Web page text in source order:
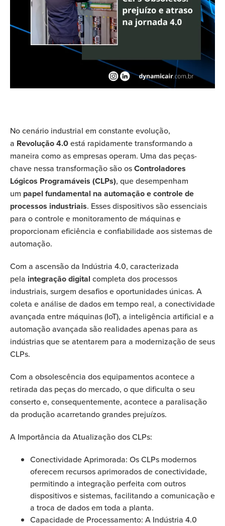
No cenário industrial em constante evolução,
a Revolução 4.0está rapidamente transformando a
maneira como as empresas operam. Uma das peças-
chave nessa transformação são osControladores
Lógicos Programáveis (CLPs), que desempenham
um papel fundamental na automação e controle de
processos industriais. Esses dispositivos são essenciais
para o controle e monitoramento de máquinas e
proporcionam eficiência e confiabilidade aos sistemas de
automação.
Com a ascensão da Indústria 4.0, caracterizada
pela integração digital completa dos processos
industriais, surgem desafios e oportunidades únicas. A
coleta e análise de dados em tempo real, a conectividade
avançada entre máquinas (IoT), a inteligência artificial e a
automação avançada são realidades apenas para as
indústrias que se atentarem para a modernização de seus
CLPs.
Com a obsolescência dos equipamentos acontece a
retirada das peças do mercado, o que dificulta o seu
conserto e, consequentemente, acontece a paralisação
da produção acarretando grandes prejuízos.
A Importância da Atualização dos CLPs:
Conectividade Aprimorada: Os CLPs modernos
oferecem recursos aprimorados de conectividade,
permitindo a integração perfeita com outros
dispositivos e sistemas, facilitando a comunicação e
a troca de dados em toda a planta.
Capacidade de Processamento: A Indústria 4.0